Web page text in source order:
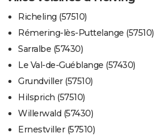
Richeling (57510)
Rémering-lès-Puttelange (57510)
Sarralbe (57430)
Le Val-de-Guéblange (57430)
Grundviller (57510)
Hilsprich (57510)
Willerwald (57430)
Ernestviller (57510)